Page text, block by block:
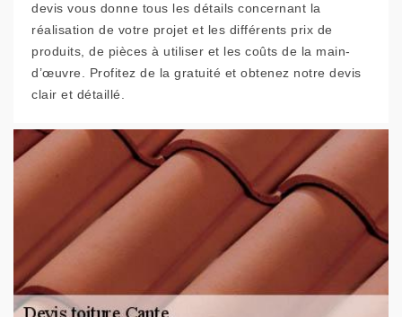
devis vous donne tous les détails concernant la
réalisation de votre projet et les différents prix de
produits, de pièces à utiliser et les coûts de la main-
d’œuvre. Profitez de la gratuité et obtenez notre devis
clair et détaillé.